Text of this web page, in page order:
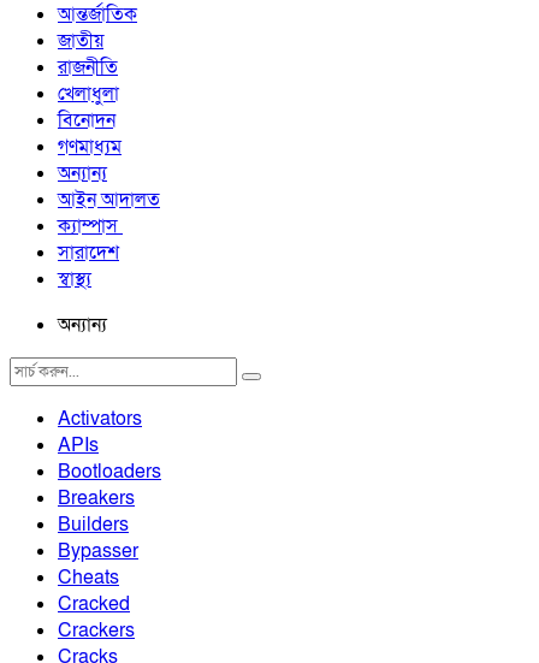
আন্তর্জাতিক
জাতীয়
রাজনীতি
খেলাধুলা
বিনোদন
গণমাধ্যম
অন্যান্য
আইন আদালত
ক্যাম্পাস
সারাদেশ
স্বাস্থ্য
অন্যান্য
Activators
APIs
Bootloaders
Breakers
Builders
Bypasser
Cheats
Cracked
Crackers
Cracks